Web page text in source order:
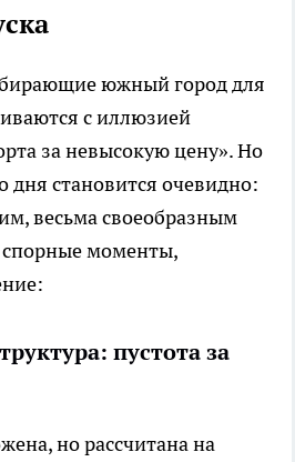
южный город для
с иллюзией
за невысокую цену». Но
дня становится очевидно:
весьма своеобразным
моменты,
пустота за
но рассчитана на